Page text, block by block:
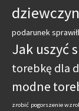
podarunek
Jak uszyć
torebkę dla
modne
zrobić pogorszenie